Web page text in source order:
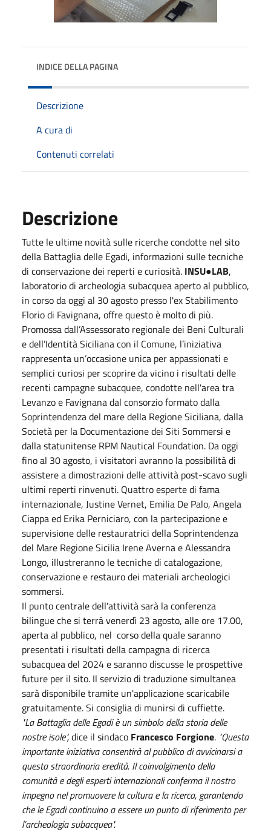
INDICE DELLA PAGINA
Descrizione
A cura di
Contenuti correlati
Descrizione
Tutte le ultime novità sulle ricerche condotte nel sito
della Battaglia delle Egadi, informazioni sulle tecniche
di conservazione dei reperti e curiosità. INSU●LAB,
laboratorio di archeologia subacquea aperto al pubblico,
in corso da oggi al 30 agosto presso l'ex Stabilimento
Florio di Favignana, offre questo è molto di più.
Promossa dall’Assessorato regionale dei Beni Culturali
e dell’Identità Siciliana con il Comune, l’iniziativa
rappresenta un’occasione unica per appassionati e
semplici curiosi per scoprire da vicino i risultati delle
recenti campagne subacquee, condotte nell'area tra
Levanzo e Favignana dal consorzio formato dalla
Soprintendenza del mare della Regione Siciliana, dalla
Società per la Documentazione dei Siti Sommersi e
dalla statunitense RPM Nautical Foundation. Da oggi
fino al 30 agosto, i visitatori avranno la possibilità di
assistere a dimostrazioni delle attività post-scavo sugli
ultimi reperti rinvenuti. Quattro esperte di fama
internazionale, Justine Vernet, Emilia De Palo, Angela
Ciappa ed Erika Perniciaro, con la partecipazione e
supervisione delle restauratrici della Soprintendenza
del Mare Regione Sicilia Irene Averna e Alessandra
Longo, illustreranno le tecniche di catalogazione,
conservazione e restauro dei materiali archeologici
sommersi.
Il punto centrale dell'attività sarà la conferenza
bilingue che si terrà venerdì 23 agosto, alle ore 17.00,
aperta al pubblico, nel corso della quale saranno
presentati i risultati della campagna di ricerca
subacquea del 2024 e saranno discusse le prospettive
future per il sito. Il servizio di traduzione simultanea
sarà disponibile tramite un'applicazione scaricabile
gratuitamente. Si consiglia di munirsi di cuffiette.
"La Battaglia delle Egadi è un simbolo della storia delle
nostre isole",dice il sindaco Francesco Forgione. "Questa
importante iniziativa consentirà al pubblico di avvicinarsi a
questa straordinaria eredità. Il coinvolgimento della
comunità e degli esperti internazionali conferma il nostro
impegno nel promuovere la cultura e la ricerca, garantendo
che le Egadi continuino a essere un punto di riferimento per
l’archeologia subacquea".